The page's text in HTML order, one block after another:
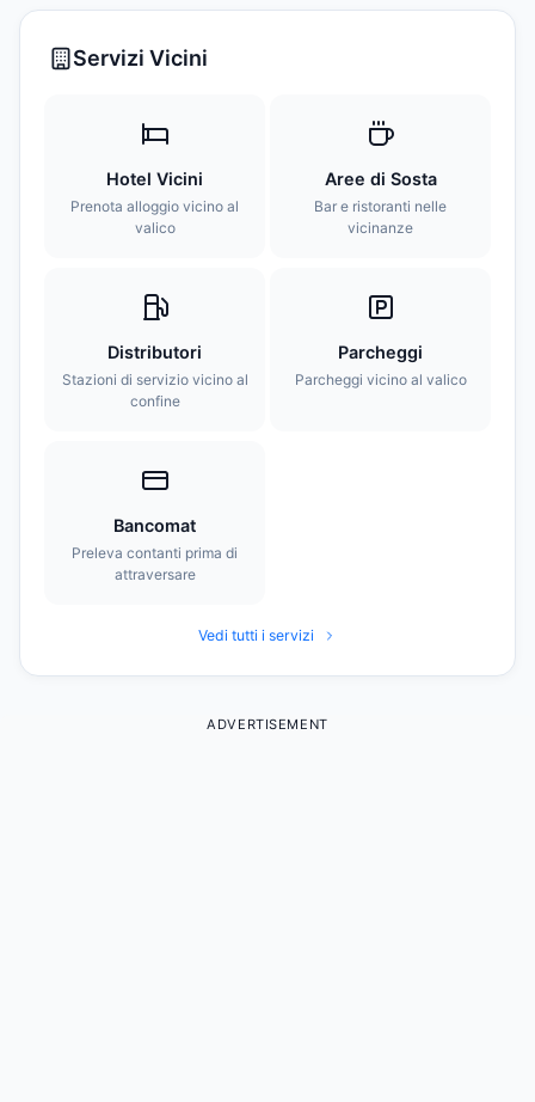
Servizi Vicini
Hotel Vicini
Prenota alloggio vicino al
valico
Aree di Sosta
Bar e ristoranti nelle
vicinanze
Distributori
Stazioni di servizio vicino al
confine
Parcheggi
Parcheggi vicino al valico
Bancomat
Preleva contanti prima di
attraversare
Vedi tutti i servizi
ADVERTISEMENT